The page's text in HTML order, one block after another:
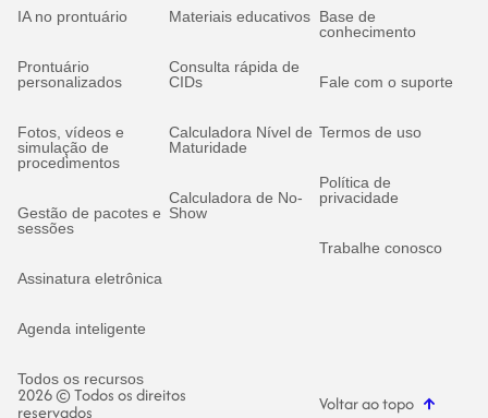
IA no prontuário
Prontuário
personalizados
Fotos, vídeos e
simulação de
procedimentos
Gestão de pacotes e
sessões
Assinatura eletrônica
Agenda inteligente
Todos os recursos
Materiais educativos
Consulta rápida de
CIDs
Calculadora Nível de
Maturidade
Calculadora de No-
Show
Base de
conhecimento
Fale com o suporte
Termos de uso
Política de
privacidade
Trabalhe conosco
2026 © Todos os direitos
reservados Voltar ao topo